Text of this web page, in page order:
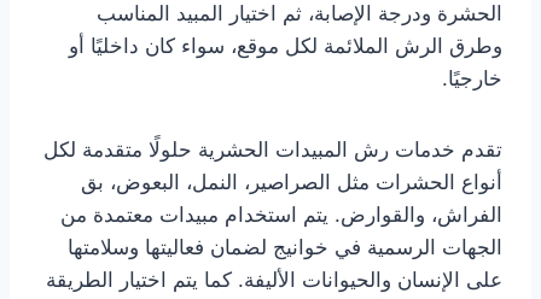
الحشرة ودرجة الإصابة، ثم اختيار المبيد المناسب
وطرق الرش الملائمة لكل موقع، سواء كان داخليًا أو
خارجيًا.
تقدم خدمات رش المبيدات الحشرية حلولًا متقدمة لكل
أنواع الحشرات مثل الصراصير، النمل، البعوض، بق
الفراش، والقوارض. يتم استخدام مبيدات معتمدة من
الجهات الرسمية في خوانيج لضمان فعاليتها وسلامتها
على الإنسان والحيوانات الأليفة. كما يتم اختيار الطريقة